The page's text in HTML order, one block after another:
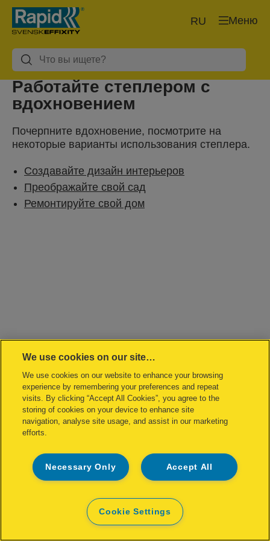
Меню
RU
Работайте степлером с
вдохновением
Почерпните вдохновение, посмотрите на
некоторые варианты использования степлера.
Создавайте дизайн интерьеров
Преображайте свой сад
Ремонтируйте свой дом
We use cookies on our site…
We use cookies on our website to enhance your browsing
experience by remembering your preferences and repeat
visits. By clicking “Accept All Cookies”, you agree to the
storing of cookies on your device to enhance site
navigation, analyse site usage, and assist in our marketing
efforts.
Accept All
Necessary Only
Cookie Settings